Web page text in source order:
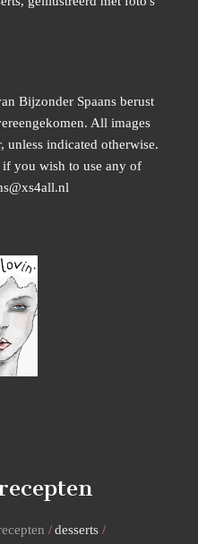
Bijzonder Spaans berust
All images
unless indicated otherwise.
if you wish to use any of
desserts